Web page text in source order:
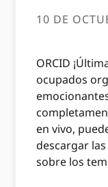
10 DE
ORCID
ocupados
en vivo,
descargar
sobre los